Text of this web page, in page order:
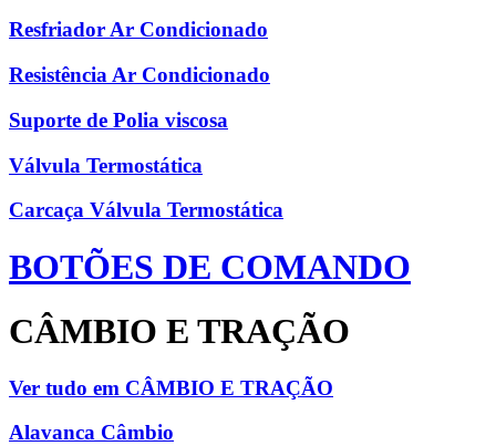
Resfriador Ar Condicionado
Resistência Ar Condicionado
Suporte de Polia viscosa
Válvula Termostática
Carcaça Válvula Termostática
BOTÕES DE COMANDO
CÂMBIO E TRAÇÃO
Ver tudo em CÂMBIO E TRAÇÃO
Alavanca Câmbio